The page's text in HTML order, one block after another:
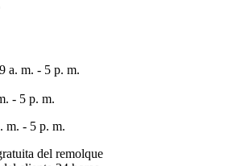
a. m. - 5 p. m.
- 5 p. m.
m. - 5 p. m.
del remolque